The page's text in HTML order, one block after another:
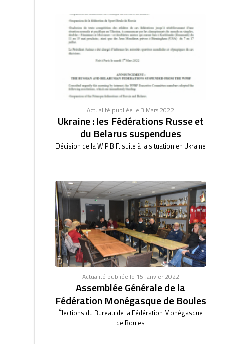
Actualité publiée le 3 Mars 2022
Ukraine : les Fédérations Russe et
du Belarus suspendues
Décision de la W.P.B.F. suite à la situation en Ukraine
Actualité publiée le 15 Janvier 2022
Assemblée Générale de la
Fédération Monégasque de Boules
Élections du Bureau de la Fédération Monégasque
de Boules